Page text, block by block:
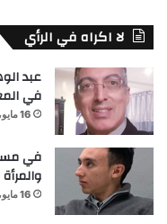
لا اكراه في الرأي
عبد
في
16 مايو، 2024
في
والمرأة
16 مايو، 2024